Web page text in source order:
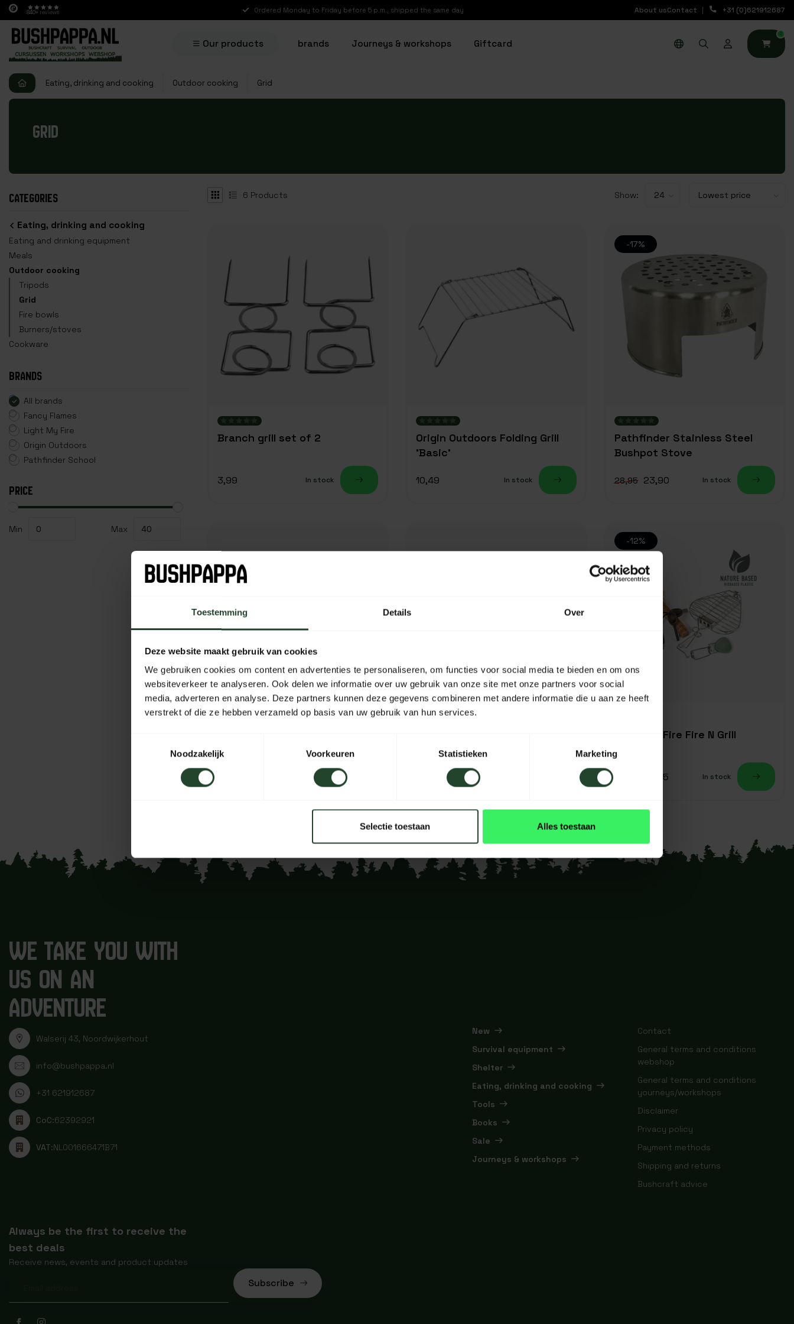
Toestemming Details Over
Deze website maakt gebruik van cookies
We gebruiken cookies om content en advertenties te personaliseren, om functies voor social media te bieden en om ons
websiteverkeer te analyseren. Ook delen we informatie over uw gebruik van onze site met onze partners voor social
media, adverteren en analyse. Deze partners kunnen deze gegevens combineren met andere informatie die u aan ze heeft
verstrekt of die ze hebben verzameld op basis van uw gebruik van hun services.
Noodzakelijk
Voorkeuren Statistieken Marketing
Selectie toestaan Alles toestaan
840+ reviews Ordered Monday to Friday before 5 p.m., shipped the same day About usContact +31 (0)621912687
Our products brands Journeys & workshops Giftcard
0
Eating, drinking and cooking Outdoor cooking Grid
GRID
CATEGORIES
Eating, drinking and cooking
Eating and drinking equipment
Meals
Outdoor cooking
Tripods
Grid
Fire bowls
Burners/stoves
Cookware
BRANDS
All brands
Fancy Flames
Light My Fire
Origin Outdoors
Pathfinder School
PRICE
Min Max
6 Products Show:
Branch grill set of 2
3,99 In stock
Origin Outdoors Folding Grill
'Basic'
10,49 In stock
-17%
Pathfinder Stainless Steel
Bushpot Stove
28,95 23,90 In stock
Out of stock
FireGrill
-12%
Light My Fire Fire N Grill
37,95 In stock
WE TAKE YOU WITH
US ON AN
ADVENTURE
Walserij 43, Noordwijkerhout
info@bushpappa.nl
+31 621912687
CoC:62392921
VAT:NL001666471B71
New
Survival equipment
Shelter
Eating, drinking and cooking
Tools
Books
Sale
Journeys & workshops
Contact
General terms and conditions
webshop
General terms and conditions
yourneys/workshops
Disclaimer
Privacy policy
Payment methods
Shipping and returns
Bushcraft advice
Always be the first to receive the
best deals
Receive news, events and product updates
Subscribe